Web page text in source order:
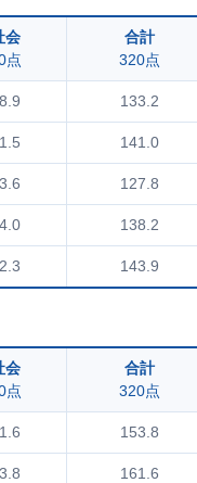
会
点
合計
320点
133.2
141.0
127.8
138.2
143.9
会
点
合計
320点
153.8
161.6